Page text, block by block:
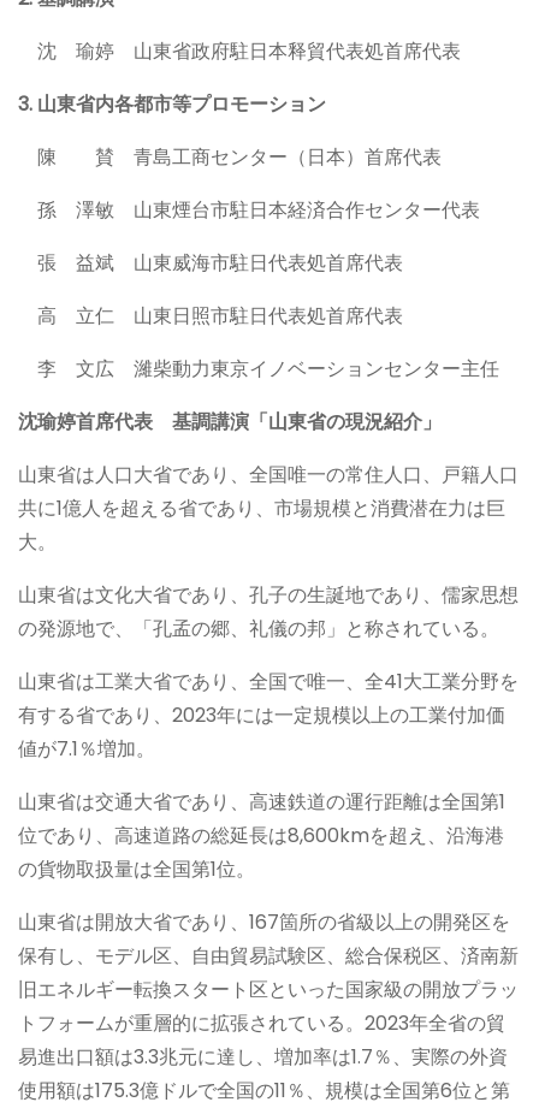
沈 瑜婷 山東省政府駐日本释貿代表処首席代表
3. 山東省内各都市等プロモーション
陳 賛 青島工商センター（日本）首席代表
孫 澤敏 山東煙台市駐日本経済合作センター代表
張 益斌 山東威海市駐日代表処首席代表
高 立仁 山東日照市駐日代表処首席代表
李 文広 濰柴動力東京イノベーションセンター主任
沈瑜婷首席代表 基調講演「山東省の現況紹介」
山東省は人口大省であり、全国唯一の常住人口、戸籍人口
共に1億人を超える省であり、市場規模と消費潜在力は巨
大。
山東省は文化大省であり、孔子の生誕地であり、儒家思想
の発源地で、「孔孟の郷、礼儀の邦」と称されている。
山東省は工業大省であり、全国で唯一、全41大工業分野を
有する省であり、2023年には一定規模以上の工業付加価
値が7.1％増加。
山東省は交通大省であり、高速鉄道の運行距離は全国第1
位であり、高速道路の総延長は8,600kmを超え、沿海港
の貨物取扱量は全国第1位。
山東省は開放大省であり、167箇所の省級以上の開発区を
保有し、モデル区、自由貿易試験区、総合保税区、済南新
旧エネルギー転換スタート区といった国家級の開放プラッ
トフォームが重層的に拡張されている。2023年全省の貿
易進出口額は3.3兆元に達し、増加率は1.7％、実際の外資
使用額は175.3億ドルで全国の11％、規模は全国第6位と第